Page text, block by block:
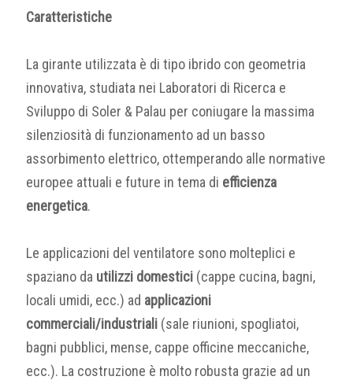
Caratteristiche
La girante utilizzata è di tipo ibrido con geometria
innovativa, studiata nei Laboratori di Ricerca e
Sviluppo di Soler & Palau per coniugare la massima
silenziosità di funzionamento ad un basso
assorbimento elettrico, ottemperando alle normative
europee attuali e future in tema di efficienza
energetica.
Le applicazioni del ventilatore sono molteplici e
spaziano da utilizzi domestici (cappe cucina, bagni,
locali umidi, ecc.) ad applicazioni
commerciali/industriali (sale riunioni, spogliatoi,
bagni pubblici, mense, cappe officine meccaniche,
ecc.). La costruzione è molto robusta grazie ad un